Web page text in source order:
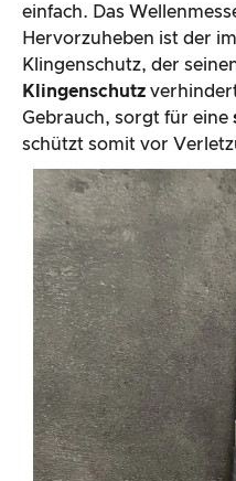
einfach. Das
Hervorzuheben ist der
Klingenschutz, der
Klingenschutz
Gebrauch, sorgt für eine
schützt somit vor